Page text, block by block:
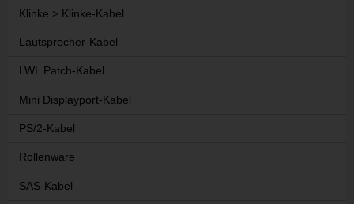
Klinke > Klinke-Kabel
Lautsprecher-Kabel
LWL Patch-Kabel
Mini Displayport-Kabel
PS/2-Kabel
Rollenware
SAS-Kabel